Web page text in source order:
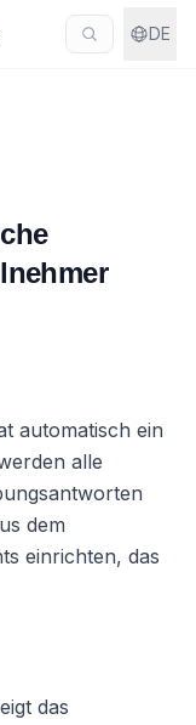
DE
automatisch ein
alle
dem
einrichten, das
das